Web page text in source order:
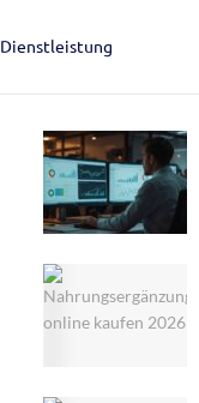
Dienstleistung